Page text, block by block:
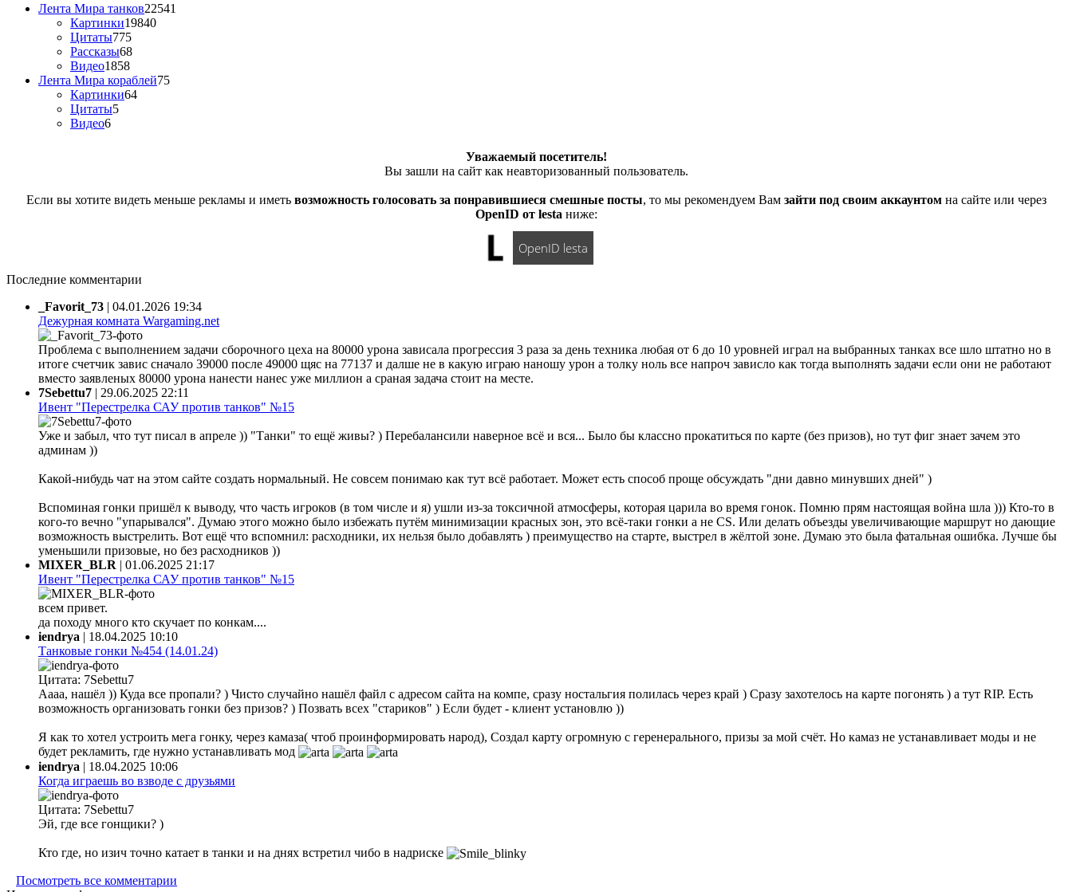
Лента Мира танков22541
Картинки19840
Цитаты775
Рассказы68
Видео1858
Лента Мира кораблей75
Картинки64
Цитаты5
Видео6
Уважаемый посетитель!
Вы зашли на сайт как неавторизованный пользователь.
Если вы хотите видеть меньше рекламы и иметь возможность голосовать за понравившиеся смешные посты, то мы рекомендуем Вам зайти под своим аккаунтомна сайте или через
OpenID от lesta ниже:
OpenID lesta
Последние комментарии
_Favorit_73 | 04.01.2026 19:34
Дежурная комната Wargaming.net
Проблема с выполнением задачи сборочного цеха на 80000 урона зависала прогрессия 3 раза за день техника любая от 6 до 10 уровней играл на выбранных танках все шло штатно но в
итоге счетчик завис сначало 39000 после 49000 щяс на 77137 и далше не в какую играю наношу урон а толку ноль все напроч зависло как тогда выполнять задачи если они не работают
вместо заявленых 80000 урона нанести нанес уже миллион а сраная задача стоит на месте.
7Sebettu7 | 29.06.2025 22:11
Ивент "Перестрелка САУ против танков" №15
Уже и забыл, что тут писал в апреле )) "Танки" то ещё живы? ) Перебалансили наверное всё и вся... Было бы классно прокатиться по карте (без призов), но тут фиг знает зачем это
админам ))
Какой-нибудь чат на этом сайте создать нормальный. Не совсем понимаю как тут всё работает. Может есть способ проще обсуждать "дни давно минувших дней" )
Вспоминая гонки пришёл к выводу, что часть игроков (в том числе и я) ушли из-за токсичной атмосферы, которая царила во время гонок. Помню прям настоящая война шла ))) Кто-то в
кого-то вечно "упарывался". Думаю этого можно было избежать путём минимизации красных зон, это всё-таки гонки а не CS. Или делать объезды увеличивающие маршрут но дающие
возможность выстрелить. Вот ещё что вспомнил: расходники, их нельзя было добавлять ) преимущество на старте, выстрел в жёлтой зоне. Думаю это была фатальная ошибка. Лучше бы
уменьшили призовые, но без расходников ))
MIXER_BLR | 01.06.2025 21:17
Ивент "Перестрелка САУ против танков" №15
всем привет.
да походу много кто скучает по конкам....
iendrya | 18.04.2025 10:10
Танковые гонки №454 (14.01.24)
Цитата: 7Sebettu7
Аааа, нашёл )) Куда все пропали? ) Чисто случайно нашёл файл с адресом сайта на компе, сразу ностальгия полилась через край ) Сразу захотелось на карте погонять ) а тут RIP. Есть
возможность организовать гонки без призов? ) Позвать всех "стариков" ) Если будет - клиент установлю ))
Я как то хотел устроить мега гонку, через камаза( чтоб проинформировать народ), Создал карту огромную с геренерального, призы за мой счёт. Но камаз не устанавливает моды и не
будет рекламить, где нужно устанавливать мод
iendrya | 18.04.2025 10:06
Когда играешь во взводе с друзьями
Цитата: 7Sebettu7
Эй, где все гонщики? )
Кто где, но изич точно катает в танки и на днях встретил чибо в надриске
Посмотреть все комментарии